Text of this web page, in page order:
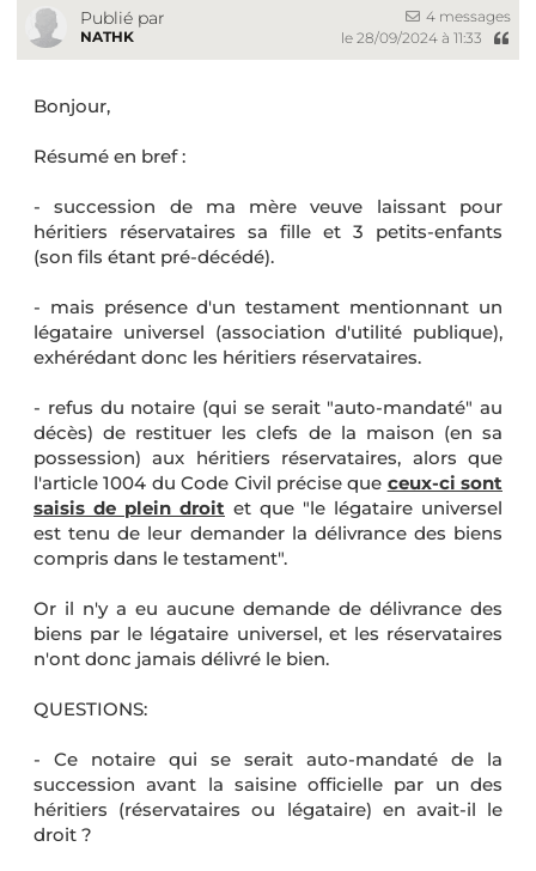
Publié par
NATHK
4 messages
le 28/09/2024 à 11:33
Bonjour,
Résumé en bref :
- succession de ma mère veuve laissant pour
héritiers réservataires sa fille et 3 petits-enfants
(son fils étant pré-décédé).
- mais présence d'un testament mentionnant un
légataire universel (association d'utilité publique),
exhérédant donc les héritiers réservataires.
- refus du notaire (qui se serait "auto-mandaté" au
décès) de restituer les clefs de la maison (en sa
possession) aux héritiers réservataires, alors que
l'article 1004 du Code Civil précise que ceux-ci sont
saisis de plein droit et que "le légataire universel
est tenu de leur demander la délivrance des biens
compris dans le testament".
Or il n'y a eu aucune demande de délivrance des
biens par le légataire universel, et les réservataires
n'ont donc jamais délivré le bien.
QUESTIONS:
- Ce notaire qui se serait auto-mandaté de la
succession avant la saisine officielle par un des
héritiers (réservataires ou légataire) en avait-il le
droit ?